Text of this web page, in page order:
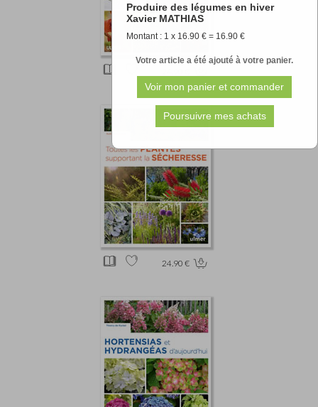
Produire des légumes en hiver
Xavier MATHIAS
Montant : 1 x 16.90 € = 16.90 €
Votre article a été ajouté à votre panier.
24.90 €